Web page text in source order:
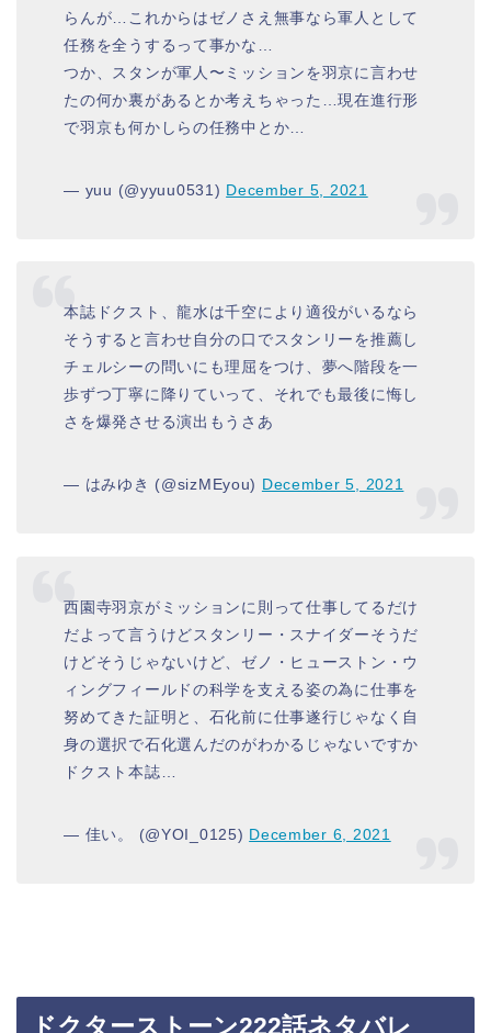
らんが…これからはゼノさえ無事なら軍人として
任務を全うするって事かな…
つか、スタンが軍人〜ミッションを羽京に言わせ
たの何か裏があるとか考えちゃった…現在進行形
で羽京も何かしらの任務中とか…
— yuu (@yyuu0531) December 5, 2021
本誌ドクスト、龍水は千空により適役がいるなら
そうすると言わせ自分の口でスタンリーを推薦し
チェルシーの問いにも理屈をつけ、夢へ階段を一
歩ずつ丁寧に降りていって、それでも最後に悔し
さを爆発させる演出もうさあ
— はみゆき (@sizMEyou) December 5, 2021
西園寺羽京がミッションに則って仕事してるだけ
だよって言うけどスタンリー・スナイダーそうだ
けどそうじゃないけど、ゼノ・ヒューストン・ウ
ィングフィールドの科学を支える姿の為に仕事を
努めてきた証明と、石化前に仕事遂行じゃなく自
身の選択で石化選んだのがわかるじゃないですか
ドクスト本誌…
— 佳い。 (@YOI_0125) December 6, 2021
ドクターストーン222話ネタバレ